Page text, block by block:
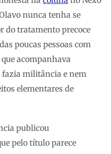
nunca tenha se
do tratamento precoce
poucas pessoas com
que acompanhava
fazia militância e nem
elementares de
publicou
pelo título parece